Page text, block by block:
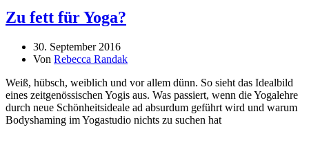
Zu fett für Yoga?
30. September 2016
Von Rebecca Randak
Weiß, hübsch, weiblich und vor allem dünn. So sieht das Idealbild
eines zeitgenössischen Yogis aus. Was passiert, wenn die Yogalehre
durch neue Schönheitsideale ad absurdum geführt wird und warum
Bodyshaming im Yogastudio nichts zu suchen hat